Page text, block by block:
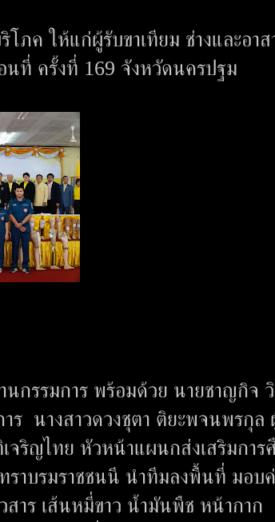
ภค ให้แก่ผู้รับขาเทียม ช่างและอาส
นที่ ครั้งที่ 169 จังหวัดนครปฐม
นกรรมการ พร้อมด้วย นายชาญกิจ
ร นางสาวดวงชุตา ติยะพจนพรกุล
จริญไทย หัวหน้าแผนกส่งเสริมการ
ราบรมราชชนนี นำทีมลงพื้นที่ มอบ
าร เส้นหมี่ขาว น้ำมันพืช หน้ากาก